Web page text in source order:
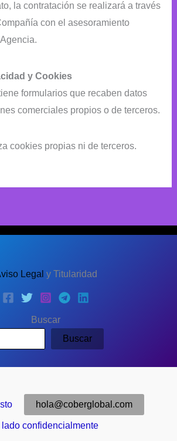
la contratación se realizará a través
con el asesoramiento
y Cookies
formularios que recaben datos
comerciales propios o de terceros.
cookies propias ni de terceros.
Legal y Titularidad
Buscar
Buscar
hola@coberglobal.com
confidencialmente